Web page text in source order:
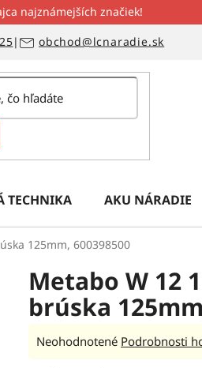
najznámejších značiek!
| obchod@lcnaradie.sk
TECHNIKA AKU NÁRADIE
125mm, 600398500
Metabo W 12
brúska
Priemerné
Neohodnotené Podrobnosti